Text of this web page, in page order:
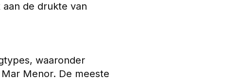
de drukte van
waaronder
Menor. De meeste